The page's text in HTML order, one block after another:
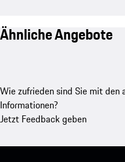
Ähnliche Angebote
Wie zufrieden sind Sie mit
Informationen?
Jetzt Feedback geben